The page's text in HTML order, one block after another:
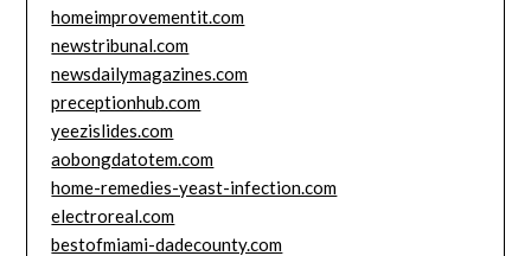
homeimprovementit.com
newstribunal.com
newsdailymagazines.com
preceptionhub.com
yeezislides.com
aobongdatotem.com
home-remedies-yeast-infection.com
electroreal.com
bestofmiami-dadecounty.com